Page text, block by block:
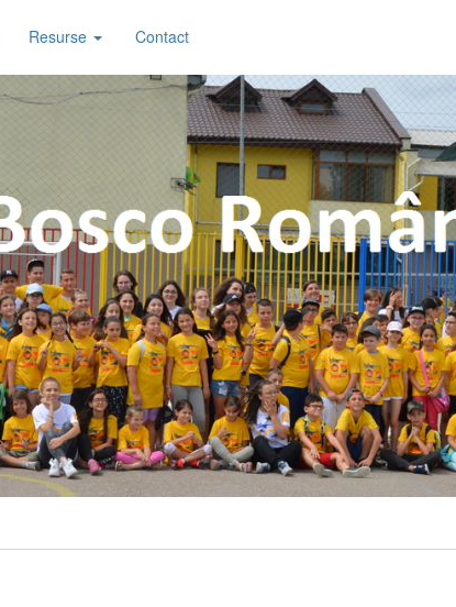
Resurse Contact